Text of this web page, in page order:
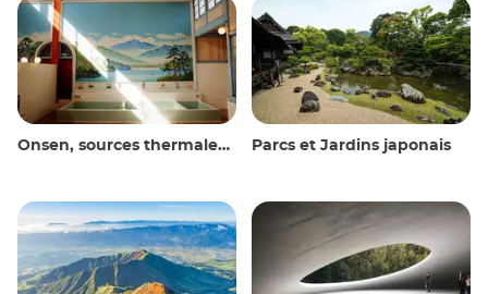
Onsen, sources thermales et bains publics Parcs et Jardins japonais